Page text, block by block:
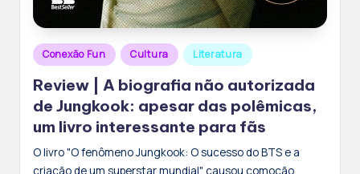
Posted
in
Conexão Fun Cultura Literatura
Review | A biografia não autorizada
de Jungkook: apesar das polêmicas,
um livro interessante para fãs
O livro "O fenômeno Jungkook: O sucesso do BTS e a
criação de um superstar mundial" causou comoção,